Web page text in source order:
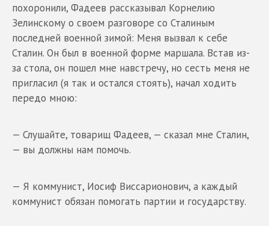
похоронили, Фадеев рассказывал Корнелию
Зелинскому о своем разговоре со Сталиным
последней военной зимой: Меня вызвал к себе
Сталин. Он был в военной форме маршала. Встав из-
за стола, он пошел мне навстречу, но сесть меня не
пригласил (я так и остался стоять), начал ходить
передо мною:
— Слушайте, товарищ Фадеев, — сказал мне Сталин,
— вы должны нам помочь.
— Я коммунист, Иосиф Виссарионович, а каждый
коммунист обязан помогать партии и государству.